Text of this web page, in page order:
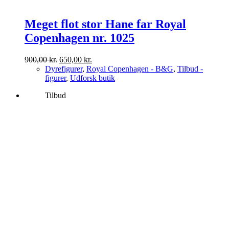
Meget flot stor Hane far Royal
Copenhagen nr. 1025
900,00kr. Den
oprindelige
pris
900,00 kr..
650,00 kr.
aktuelle
pris
Dyrefigurer, Royal Copenhagen - B&G, Tilbud -
figurer, Udforsk butik
Tilbud